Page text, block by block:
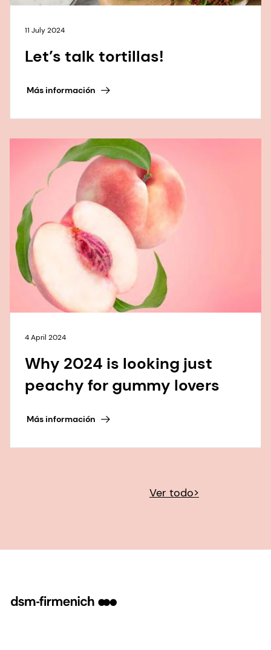
11 July 2024
Let’s talk tortillas!
Más información
4 April 2024
Why 2024 is looking just
peachy for gummy lovers
Más información
Ver todo>